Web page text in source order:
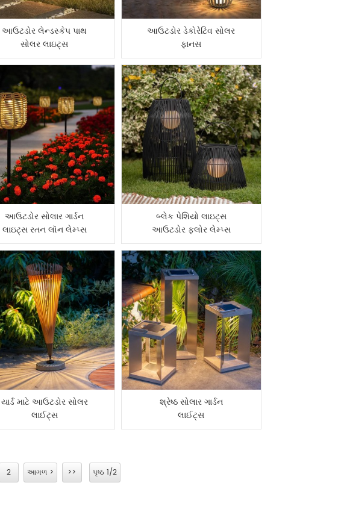
આઉટડોર લેન્ડસ્કેપ પાથ
સોલર લાઇટ્સ
આઉટડોર ડેકોરેટિવ સોલર
ફાનસ
આઉટડોર સોલાર ગાર્ડન
લાઇટ્સ રતન લૉન લેમ્પ્સ
બ્લેક પેશિયો લાઇટ્સ
આઉટડોર ફ્લોર લેમ્પ્સ
યાર્ડ માટે આઉટડોર સોલર
લાઈટ્સ
શ્રેષ્ઠ સોલાર ગાર્ડન
લાઈટ્સ
2 આગળ > >> પૃષ્ઠ 1/2